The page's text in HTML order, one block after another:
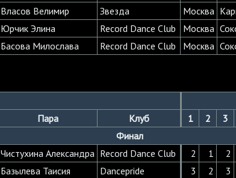
Власов Велимир Звезда Москва
Юрчик Элина Record Dance Club Москва
Басова Милослава Record Dance Club Москва
Пара Клуб 1 2 3
Финал
Чистухина Александра Record Dance Club 2 1 2
Базылева Таисия Dancepride 3 2 3